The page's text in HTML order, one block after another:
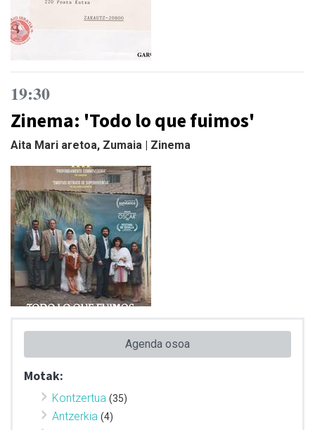
19:30
Zinema: 'Todo lo que fuimos'
Aita Mari aretoa, Zumaia | Zinema
Agenda osoa
Motak:
Kontzertua (35)
Antzerkia (4)